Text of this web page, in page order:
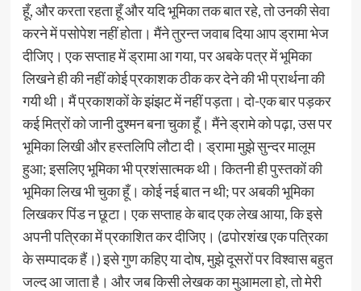
हूँ, और करता रहता हूँ और यदि भूमिका तक बात रहे, तो उनकी सेवा
करने में पसोपेश नहीं होता। मैंने तुरन्त जवाब दिया आप ड्रामा भेज
दीजिए। एक सप्ताह में ड्रामा आ गया, पर अबके पत्र में भूमिका
लिखने ही की नहीं कोई प्रकाशक ठीक कर देने की भी प्रार्थना की
गयी थी। मैं प्रकाशकों के झंझट में नहीं पड़ता। दो-एक बार पड़कर
कई मित्रों को जानी दुश्मन बना चुका हूँ। मैंने ड्रामे को पढ़ा, उस पर
भूमिका लिखी और हस्तलिपि लौटा दी। ड्रामा मुझे सुन्दर मालूम
हुआ; इसलिए भूमिका भी प्रशंसात्मक थी। कितनी ही पुस्तकों की
भूमिका लिख भी चुका हूँ। कोई नई बात न थी; पर अबकी भूमिका
लिखकर पिंड न छूटा। एक सप्ताह के बाद एक लेख आया, कि इसे
अपनी पत्रिका में प्रकाशित कर दीजिए। (ढपोरशंख एक पत्रिका
के सम्पादक हैं।) इसे गुण कहिए या दोष, मुझे दूसरों पर विश्वास बहुत
जल्द आ जाता है। और जब किसी लेखक का मुआमला हो, तो मेरी